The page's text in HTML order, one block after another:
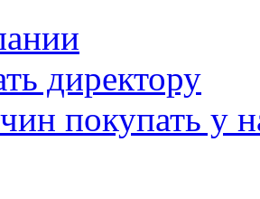
директору
покупать у